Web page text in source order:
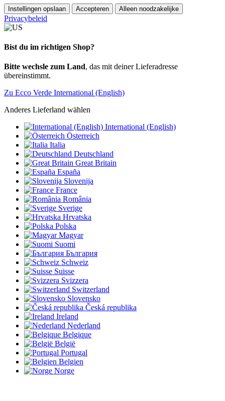
Instellingen opslaan Accepteren Alleen noodzakelijke
Privacybeleid
Bist du im richtigen Shop?
Bitte wechsle zum Land, das mit deiner Lieferadresse
übereinstimmt.
Zu Ecco Verde International (English)
Anderes Lieferland wählen
International (English)
Österreich
Italia
Deutschland
Great Britain
España
Slovenija
France
România
Sverige
Hrvatska
Polska
Magyar
Suomi
България
Schweiz
Suisse
Svizzera
Switzerland
Slovensko
Česká republika
Ireland
Nederland
Belgique
België
Portugal
Belgien
Norge